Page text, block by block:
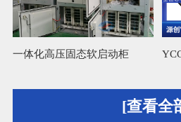
一体化高压固态软启动柜
[查看全